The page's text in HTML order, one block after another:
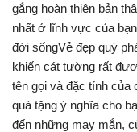
gắng hoàn thiện bản
nhất ở lĩnh vực của
đời sốngVẻ đẹp quý
khiến cát tường rất
tên gọi và đặc tính
quà tặng ý nghĩa cho
đến những may mắn,